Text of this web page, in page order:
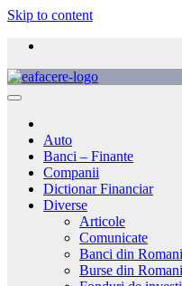
Skip to content
Auto
Banci – Finante
Companii
Dictionar Financiar
Diverse
Articole
Comunicate
Banci din
Burse din